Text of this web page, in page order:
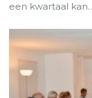
een kwartaal